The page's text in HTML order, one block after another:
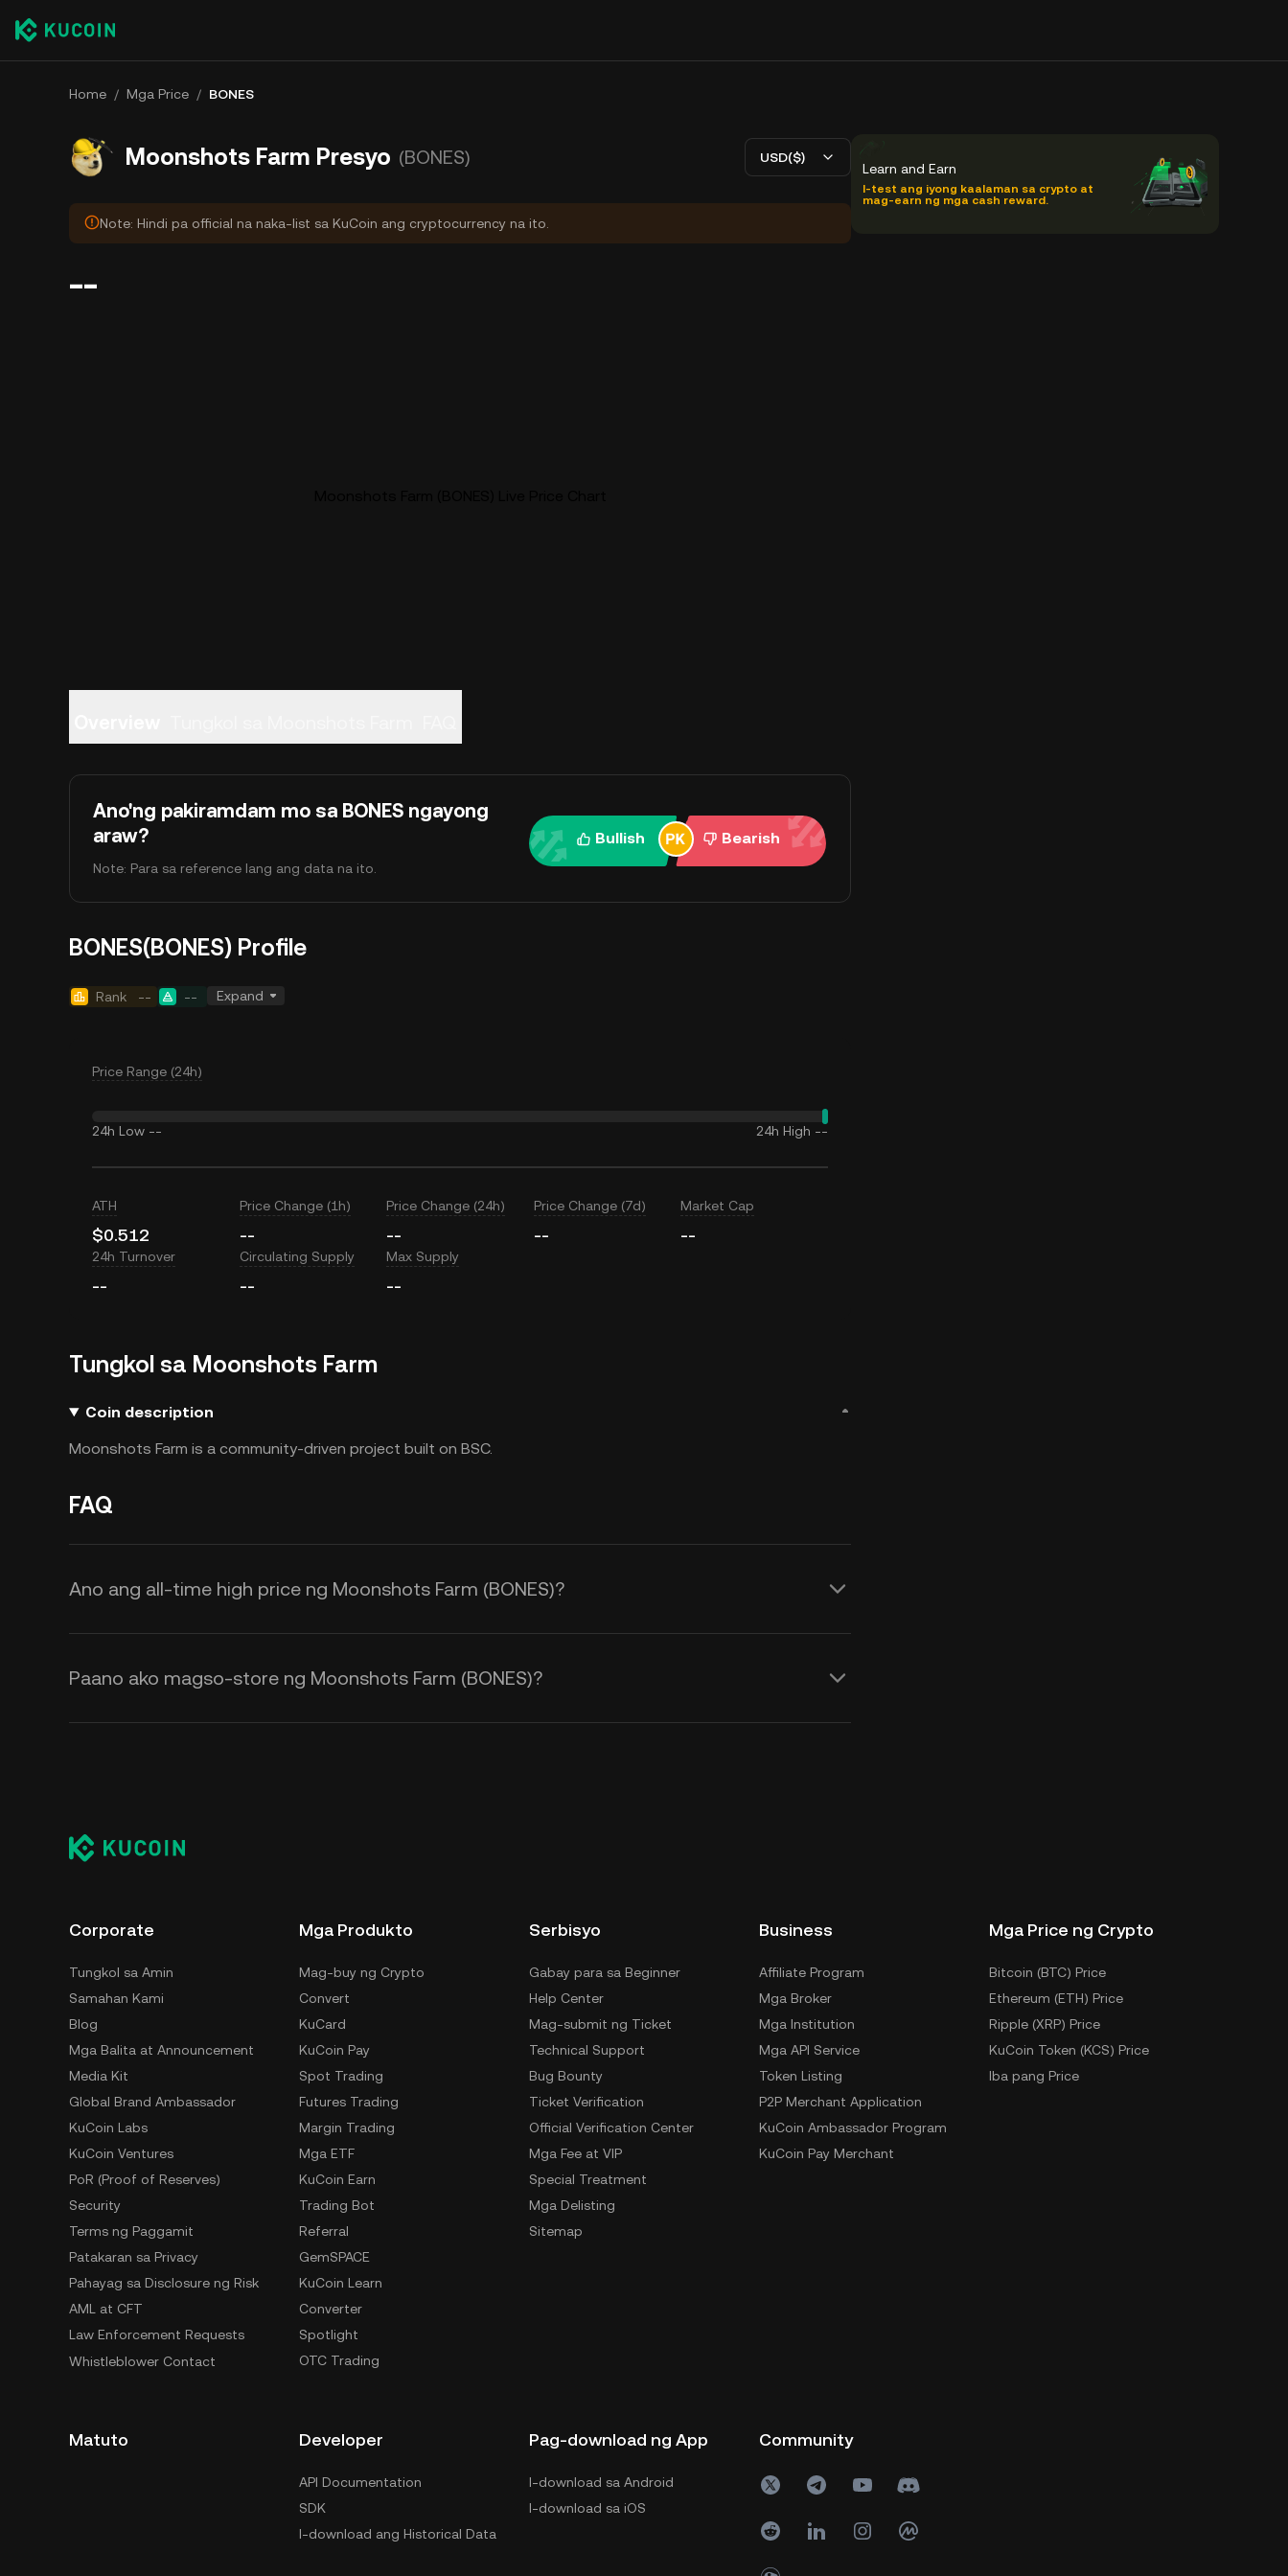
Home / Mga Price / BONES
Moonshots Farm Presyo (BONES) USD($)
Note: Hindi pa official na naka-list sa KuCoin ang cryptocurrency na ito.
--
Ano'ng pakiramdam mo sa BONES ngayong
araw?
Note: Para sa reference lang ang data na ito.
Bullish Bearish
BONES(BONES) Profile
Rank -- -- Expand
Price Range (24h)
24h Low -- 24h High --
ATH
$0.512
Price Change (1h)
--
Price Change (24h)
--
Price Change (7d)
--
Market Cap
--
24h Turnover
--
Circulating Supply
--
Max Supply
--
Tungkol sa Moonshots Farm
Coin description
Moonshots Farm is a community-driven project built on BSC.
FAQ
Ano ang all-time high price ng Moonshots Farm (BONES)?
Paano ako magso-store ng Moonshots Farm (BONES)?
Learn and Earn
I-test ang iyong kaalaman sa crypto at
mag-earn ng mga cash reward.
Corporate
Tungkol sa Amin
Samahan Kami
Blog
Mga Balita at Announcement
Media Kit
Global Brand Ambassador
KuCoin Labs
KuCoin Ventures
PoR (Proof of Reserves)
Security
Terms ng Paggamit
Patakaran sa Privacy
Pahayag sa Disclosure ng Risk
AML at CFT
Law Enforcement Requests
Whistleblower Contact
Mga Produkto
Mag-buy ng Crypto
Convert
KuCard
KuCoin Pay
Spot Trading
Futures Trading
Margin Trading
Mga ETF
KuCoin Earn
Trading Bot
Referral
GemSPACE
KuCoin Learn
Converter
Spotlight
OTC Trading
Serbisyo
Gabay para sa Beginner
Help Center
Mag-submit ng Ticket
Technical Support
Bug Bounty
Ticket Verification
Official Verification Center
Mga Fee at VIP
Special Treatment
Mga Delisting
Sitemap
Business
Affiliate Program
Mga Broker
Mga Institution
Mga API Service
Token Listing
P2P Merchant Application
KuCoin Ambassador Program
KuCoin Pay Merchant
Mga Price ng Crypto
Bitcoin (BTC) Price
Ethereum (ETH) Price
Ripple (XRP) Price
KuCoin Token (KCS) Price
Iba pang Price
Matuto Developer
API Documentation
SDK
I-download ang Historical Data
Pag-download ng App
I-download sa Android
I-download sa iOS
Community